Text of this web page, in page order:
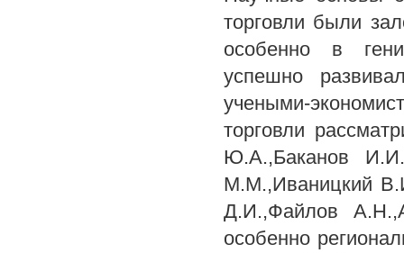
торговли были
особенно в
успешно
учеными-
торговли
Ю.А.,Баканов
М.М.,Иваницкий
Д.И.,Файлов
особенно